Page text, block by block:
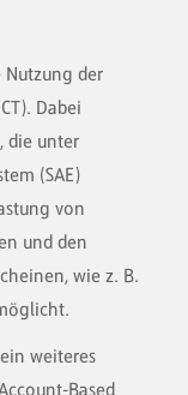
der
Dabei
die unter
(SAE)
von
und den
wie z. B.
weiteres
Based